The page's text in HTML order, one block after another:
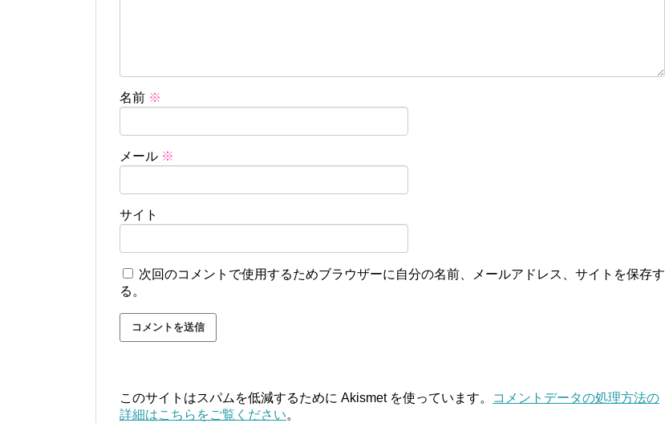
名前 ※
メール ※
サイト
次回のコメントで使用するためブラウザーに自分の名前、メールアドレス、サイトを保存す
る。
このサイトはスパムを低減するために Akismet を使っています。
コメントデータの処理方法の
詳細はこちらをご覧ください。